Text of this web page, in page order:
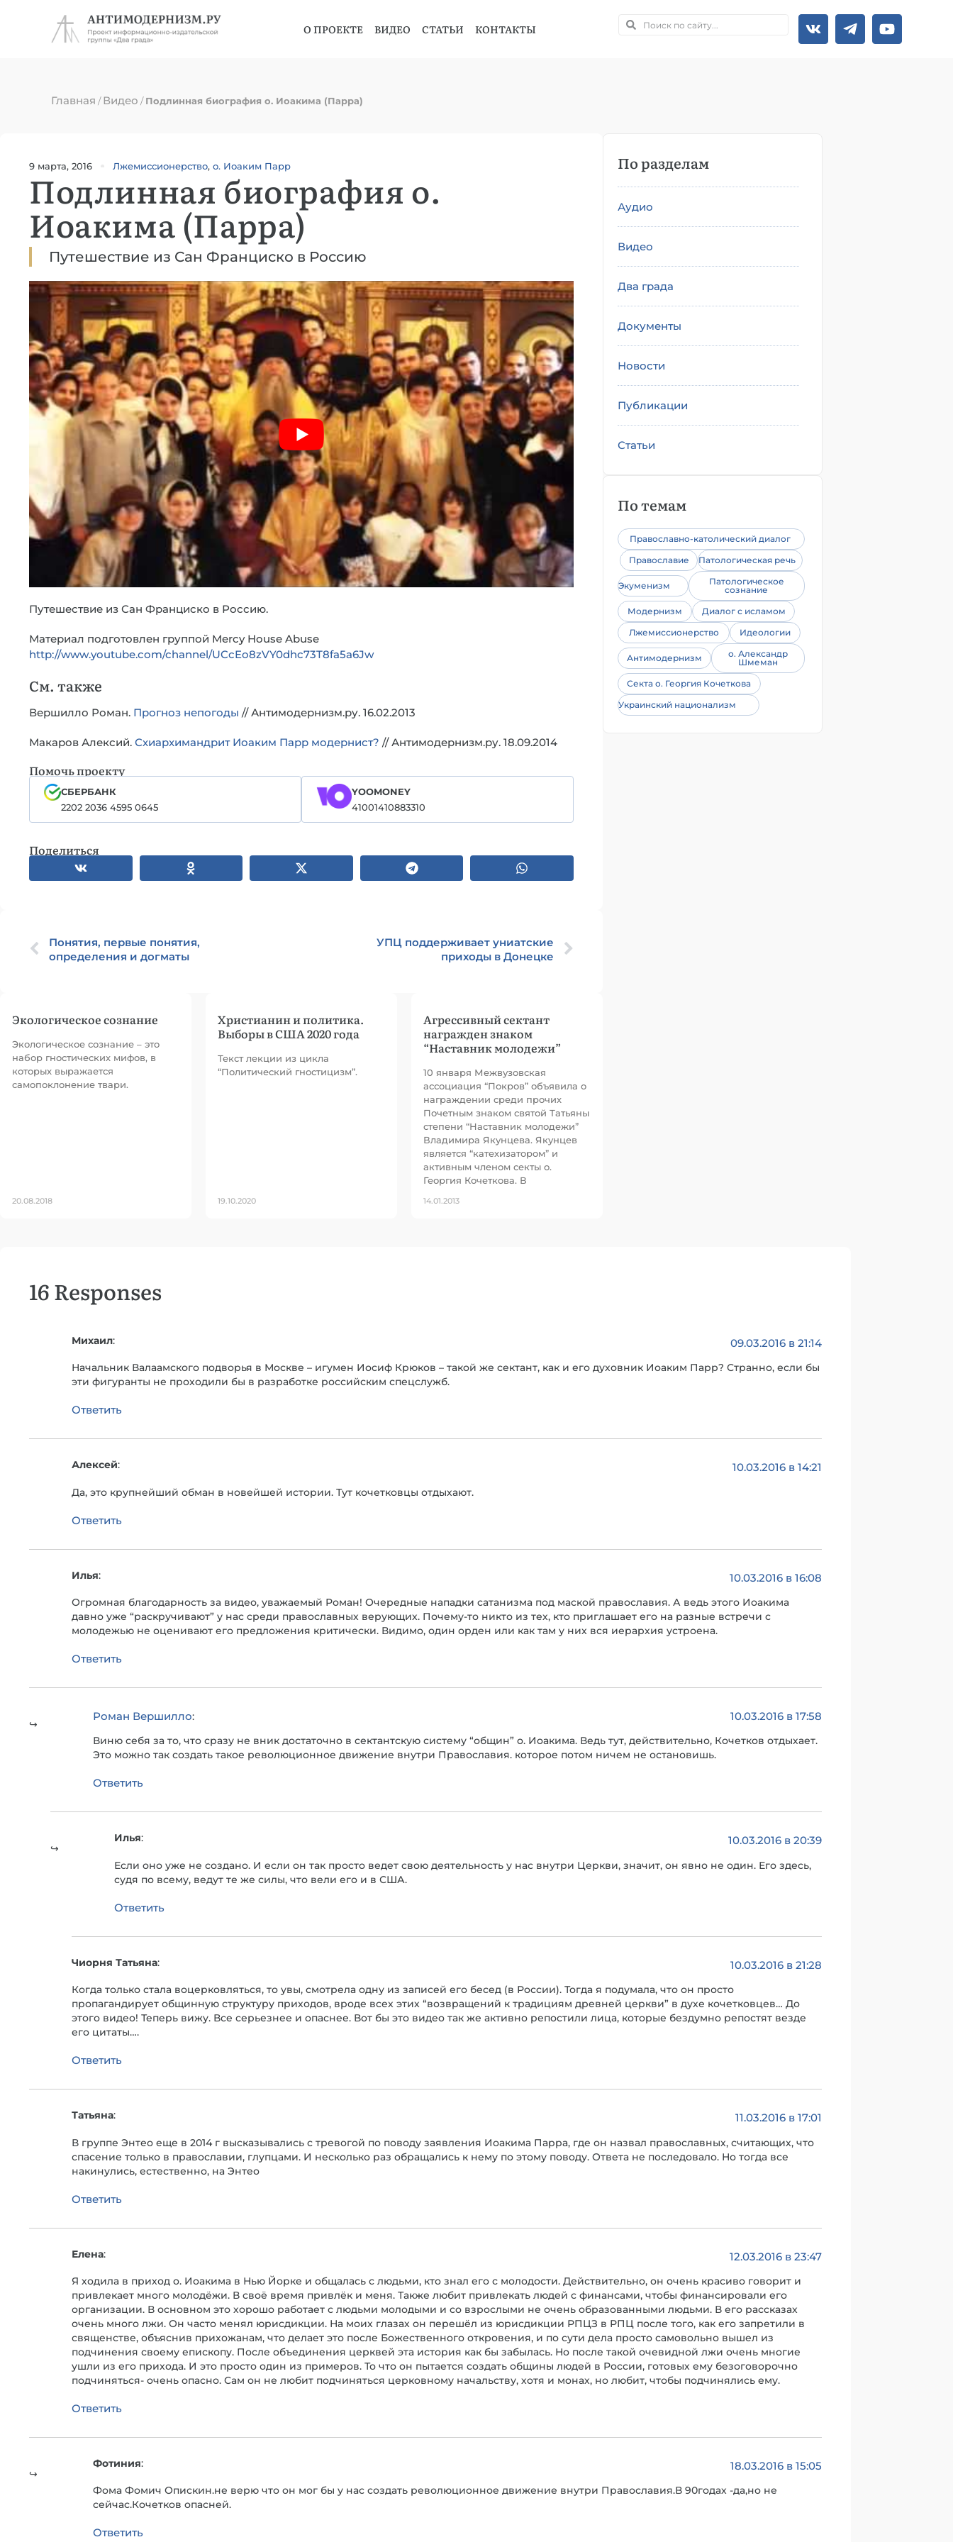
О ПРОЕКТЕ ВИДЕО СТАТЬИ КОНТАКТЫ
Главная /Видео /Подлинная биография о. Иоакима (Парра)
9 марта, 2016 Лжемиссионерство, о. Иоаким Парр
Подлинная биография о.
Иоакима (Парра)
Путешествие из Сан Франциско в Россию
Путешествие из Сан Франциско в Россию.
Материал подготовлен группой Mercy House Abuse
http://www.youtube.com/channel/UCcEo8zVY0dhc73T8fa5a6Jw
См. также
Вершилло Роман. Прогноз непогоды // Антимодернизм.ру. 16.02.2013
Макаров Алексий. Схиархимандрит Иоаким Парр модернист? // Антимодернизм.ру. 18.09.2014
Помочь проекту
СБЕРБАНК
2202 2036 4595 0645
YOOMONEY
41001410883310
Поделиться
Понятия, первые понятия,
определения и догматы
УПЦ поддерживает униатские
приходы в Донецке
Экологическое сознание
Экологическое сознание – это
набор гностических мифов, в
которых выражается
самопоклонение твари.
20.08.2018
Христианин и политика.
Выборы в США 2020 года
Текст лекции из цикла
“Политический гностицизм”.
19.10.2020
Агрессивный сектант
награжден знаком
“Наставник молодежи”
10 января Межвузовская
ассоциация “Покров” объявила о
награждении среди прочих
Почетным знаком святой Татьяны
степени “Наставник молодежи”
Владимира Якунцева. Якунцев
является “катехизатором” и
активным членом секты о.
Георгия Кочеткова. В
14.01.2013
По разделам
Аудио
Видео
Два града
Документы
Новости
Публикации
Статьи
По темам
Православно-католический диалог
Православие
Патологическая речь
Экуменизм
Патологическое
сознание
Модернизм
Диалог с исламом
Лжемиссионерство
Идеологии
Антимодернизм
о. Александр
Шмеман
Секта о. Георгия Кочеткова
Украинский национализм
16 Responses
Михаил: 09.03.2016 в 21:14
Начальник Валаамского подворья в Москве – игумен Иосиф Крюков – такой же сектант, как и его духовник Иоаким Парр? Странно, если бы
эти фигуранты не проходили бы в разработке российским спецслужб.
Ответить
Алексей: 10.03.2016 в 14:21
Да, это крупнейший обман в новейшей истории. Тут кочетковцы отдыхают.
Ответить
Илья: 10.03.2016 в 16:08
Огромная благодарность за видео, уважаемый Роман! Очередные нападки сатанизма под маской православия. А ведь этого Иоакима
давно уже “раскручивают” у нас среди православных верующих. Почему-то никто из тех, кто приглашает его на разные встречи с
молодежью не оценивают его предложения критически. Видимо, один орден или как там у них вся иерархия устроена.
Ответить
Роман Вершилло: 10.03.2016 в 17:58
Виню себя за то, что сразу не вник достаточно в сектантскую систему “общин” о. Иоакима. Ведь тут, действительно, Кочетков отдыхает.
Это можно так создать такое революционное движение внутри Православия. которое потом ничем не остановишь.
Ответить
Илья: 10.03.2016 в 20:39
Если оно уже не создано. И если он так просто ведет свою деятельность у нас внутри Церкви, значит, он явно не один. Его здесь,
судя по всему, ведут те же силы, что вели его и в США.
Ответить
Чиорня Татьяна: 10.03.2016 в 21:28
Когда только стала воцерковляться, то увы, смотрела одну из записей его бесед (в России). Тогда я подумала, что он просто
пропагандирует общинную структуру приходов, вроде всех этих “возвращений к традициям древней церкви” в духе кочетковцев… До
этого видео! Теперь вижу. Все серьезнее и опаснее. Вот бы это видео так же активно репостили лица, которые бездумно репостят везде
его цитаты….
Ответить
Татьяна: 11.03.2016 в 17:01
В группе Энтео еще в 2014 г высказывались с тревогой по поводу заявления Иоакима Парра, где он назвал православных, считающих, что
спасение только в православии, глупцами. И несколько раз обращались к нему по этому поводу. Ответа не последовало. Но тогда все
накинулись, естественно, на Энтео
Ответить
Елена: 12.03.2016 в 23:47
Я ходила в приход о. Иоакима в Нью Йорке и общалась с людьми, кто знал его с молодости. Действительно, он очень красиво говорит и
привлекает много молодёжи. В своё время привлёк и меня. Также любит привлекать людей с финансами, чтобы финансировали его
организации. В основном это хорошо работает с людьми молодыми и со взрослыми не очень образованными людьми. В его рассказах
очень много лжи. Он часто менял юрисдикции. На моих глазах он перешёл из юрисдикции РПЦЗ в РПЦ после того, как его запретили в
священстве, объяснив прихожанам, что делает это после Божественного откровения, и по сути дела просто самовольно вышел из
подчинения своему епископу. После объединения церквей эта история как бы забылась. Но после такой очевидной лжи очень многие
ушли из его прихода. И это просто один из примеров. То что он пытается создать общины людей в России, готовых ему безоговорочно
подчиняться- очень опасно. Сам он не любит подчиняться церковному начальству, хотя и монах, но любит, чтобы подчинялись ему.
Ответить
Фотиния: 18.03.2016 в 15:05
Фома Фомич Опискин.не верю что он мог бы у нас создать революционное движение внутри Православия.В 90годах -да,но не
сейчас.Кочетков опасней.
Ответить